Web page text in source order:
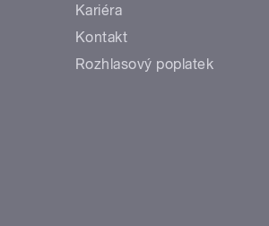
Kariéra
Kontakt
Rozhlasový poplatek